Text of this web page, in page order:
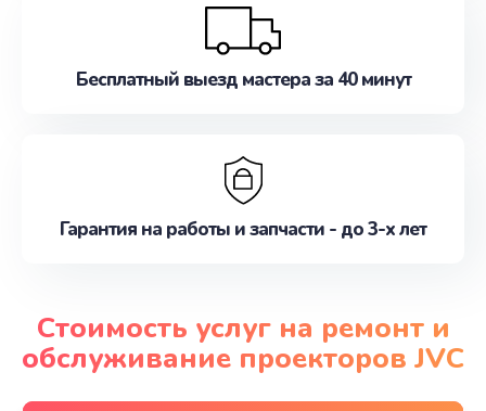
Бесплатный выезд мастера за 40 минут
Гарантия на работы и запчасти - до 3-х лет
Стоимость услуг на ремонт и
обслуживание проекторов JVC